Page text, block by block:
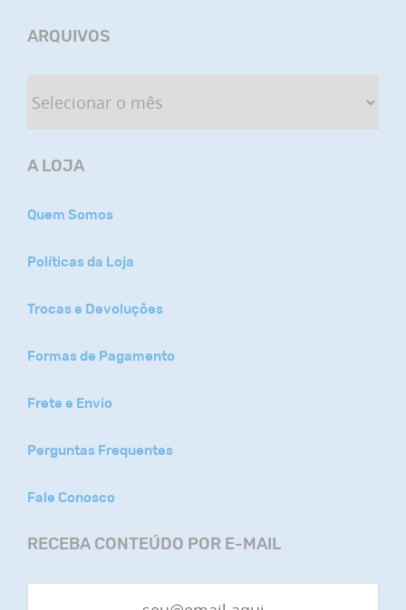
ARQUIVOS
A LOJA
Quem Somos
Políticas da Loja
Trocas e Devoluções
Formas de Pagamento
Frete e Envio
Perguntas Frequentes
Fale Conosco
RECEBA CONTEÚDO POR E-MAIL